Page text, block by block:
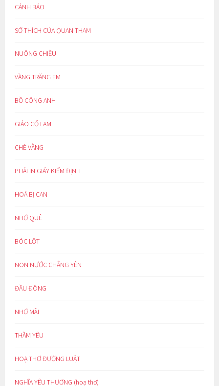
CẢNH BÁO
SỞ THÍCH CỦA QUAN THAM
NUÔNG CHIỀU
VẦNG TRĂNG EM
BỒ CÔNG ANH
GIẢO CỔ LAM
CHÈ VẰNG
PHẢI IN GIẤY KIỂM ĐỊNH
HOÁ BỊ CAN
NHỚ QUÊ
BÓC LỘT
NON NƯỚC CHẲNG YÊN
ĐẦU ĐÔNG
NHỚ MÃI
THẦM YÊU
HOẠ THƠ ĐƯỜNG LUẬT
NGHĨA YÊU THƯƠNG (hoạ thơ)